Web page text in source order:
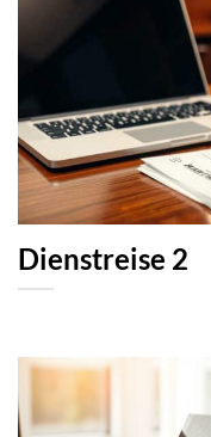
Dienstreise 2